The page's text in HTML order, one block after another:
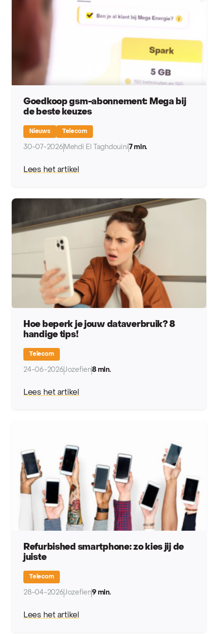
Goedkoop gsm-abonnement: Mega bij
de beste keuzes
Nieuws Telecom
30-07-2026 Mehdi El Taghdouini 7 min.
Lees het artikel
Hoe beperk je jouw dataverbruik? 8
handige tips!
Telecom
24-06-2026Jozefien8 min.
Lees het artikel
Refurbished smartphone: zo kies jij de
juiste
Telecom
28-04-2026Jozefien9 min.
Lees het artikel